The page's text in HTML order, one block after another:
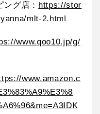
グ店： https://stor
mlt-2.html
www.qoo10.jp/g/
www.amazon.c